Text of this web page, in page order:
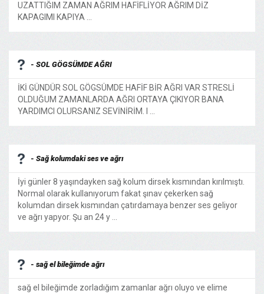
UZATTIĞIM ZAMAN AĞRIM HAFİFLİYOR AĞRIM DİZ
KAPAGIMI KAPIYA ...
- SOL GÖGSÜMDE AĞRI
İKİ GÜNDÜR SOL GÖGSÜMDE HAFİF BİR AĞRI VAR STRESLİ
OLDUĞUM ZAMANLARDA AĞRI ORTAYA ÇIKIYOR BANA
YARDIMCI OLURSANIZ SEVİNİRİM. I ...
- Sağ kolumdaki ses ve ağrı
İyi günler 8 yaşındayken sağ kolum dirsek kısmından kırılmıştı.
Normal olarak kullanıyorum fakat şınav çekerken sağ
kolumdan dirsek kısmından çatırdamaya benzer ses geliyor
ve ağrı yapyor. Şu an 24 y ...
- sağ el bileğimde ağrı
sağ el bileğimde zorladığım zamanlar ağrı oluyo ve elime